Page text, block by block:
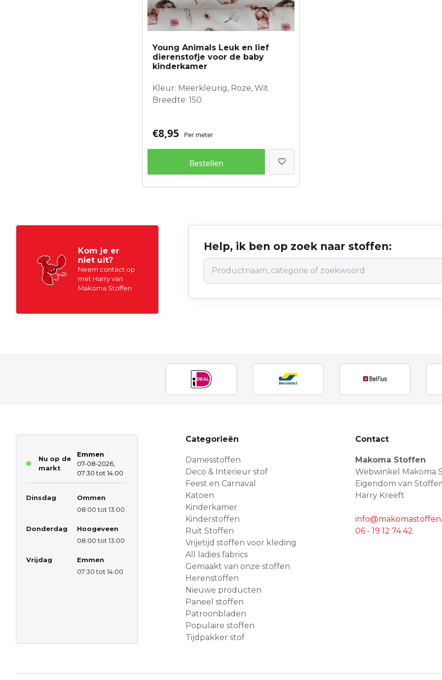
Young Animals Leuk en lief
dierenstofje voor de baby
kinderkamer
Kleur: Meerkleurig, Roze, Wit
Breedte: 150
€8,95 Per meter
Bestellen
Kom je er
niet uit?
Neem contact op
met Harry van
Makoma Stoffen
Help, ik ben op zoek naar stoffen:
Nu op de
markt
Emmen
07-08-2026,
07:30 tot 14:00
Dinsdag
Ommen
08:00 tot 13:00
Donderdag
Hoogeveen
08:00 tot 13:00
Vrijdag
Emmen
07:30 tot 14:00
Categorieën
Damesstoffen
Deco & Interieur stof
Feest en Carnaval
Katoen
Kinderkamer
Kinderstoffen
Ruit Stoffen
Vrijetijd stoffen voor kleding
All ladies fabrics
Gemaakt van onze stoffen
Herenstoffen
Nieuwe producten
Paneel stoffen
Patroonbladen
Populaire stoffen
Tijdpakker stof
Contact
Makoma Stoffen
Webwinkel Makoma
Eigendom van
Harry Kreeft
06 - 19 12 74 42